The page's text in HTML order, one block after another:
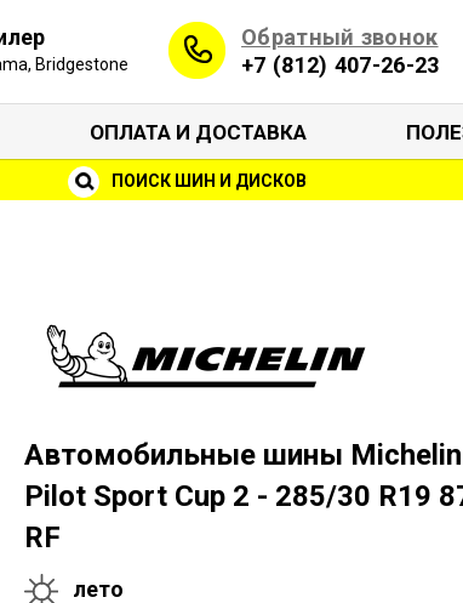
Bridgestone
Обратный звонок
+7 (812) 407-26-23
ОПЛАТА И ДОСТАВКА
ПОИСК ШИН И ДИСКОВ
Автомобильные шины Michelin
Pilot Sport Cup 2 - 285/30 R19
RF
лето